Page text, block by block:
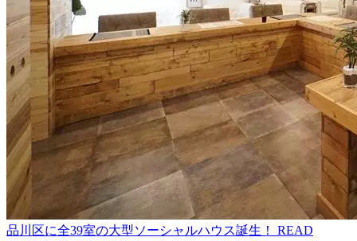
品川区に全39室の大型ソーシャルハウス誕生！
READ